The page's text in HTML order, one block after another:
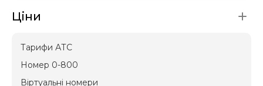
Ціни
Тарифи АТС
Номер 0-800
Віртуальні номери